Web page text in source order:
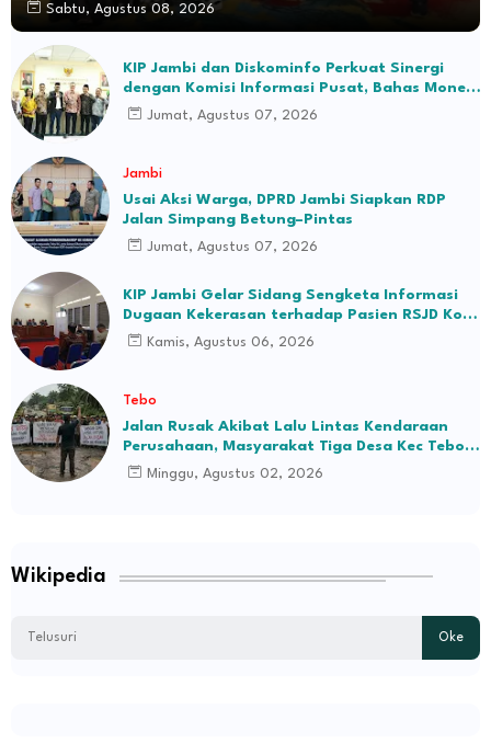
Sabtu, Agustus 08, 2026
KIP Jambi dan Diskominfo Perkuat Sinergi
dengan Komisi Informasi Pusat, Bahas Monev
hingga Seleksi Komisioner
Jumat, Agustus 07, 2026
Jambi
Usai Aksi Warga, DPRD Jambi Siapkan RDP
Jalan Simpang Betung–Pintas
Jumat, Agustus 07, 2026
KIP Jambi Gelar Sidang Sengketa Informasi
Dugaan Kekerasan terhadap Pasien RSJD Kol.
H.M.Syukur Jambi
Kamis, Agustus 06, 2026
Tebo
Jalan Rusak Akibat Lalu Lintas Kendaraan
Perusahaan, Masyarakat Tiga Desa Kec Tebo
Ilir Bakal Blokade Jalan
Minggu, Agustus 02, 2026
Wikipedia